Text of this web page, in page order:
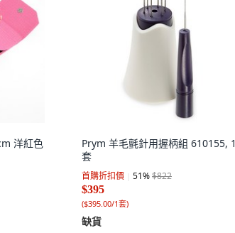
洋紅色
Prym 羊毛氈針用握柄組 610155, 1
套
首購折扣價 51%$822
$395
($395.00/1套)
缺貨